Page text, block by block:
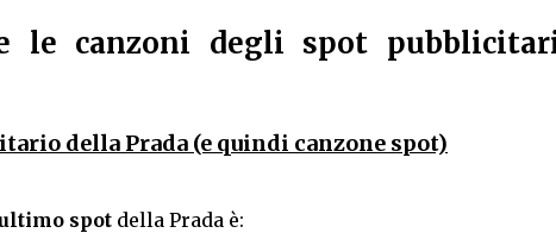
le canzoni degli spot
della Prada (e quindi canzone spot)
spot della Prada è: